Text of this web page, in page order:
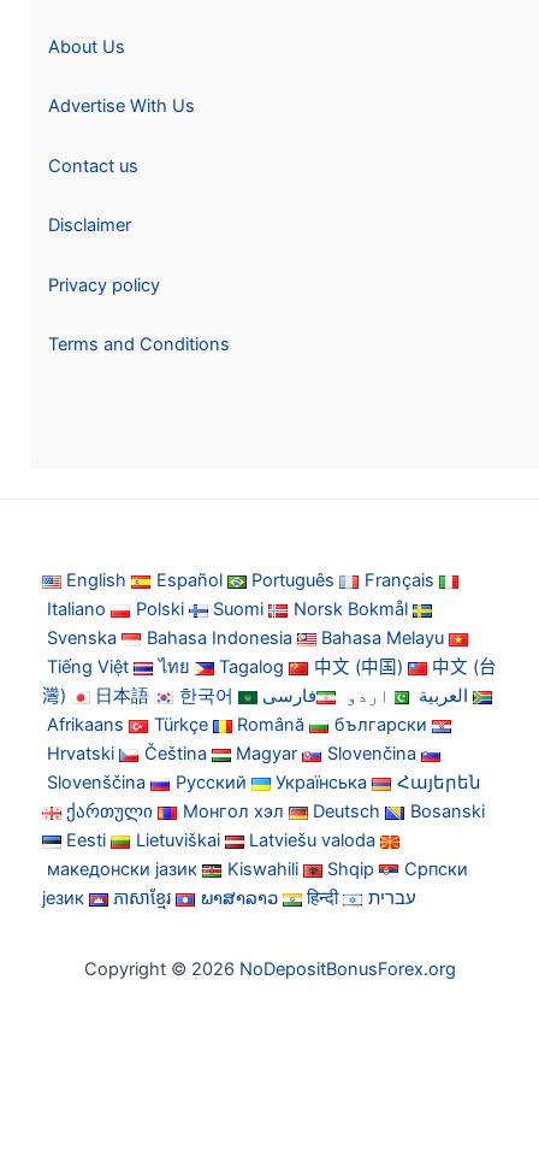
About Us
Advertise With Us
Contact us
Disclaimer
Privacy policy
Terms and Conditions
English Español Português
Français
Italiano
Polski Suomi
Norsk Bokmål
Svenska
Bahasa Indonesia
Bahasa Melayu
Tiếng Việt
ไทย Tagalog 中文 (中国)
中文 (台
灣)
日本語 한국어 العربية اردو
فارسی
Afrikaans
Türkçe Română
български
Hrvatski
Čeština Magyar
Slovenčina
Slovenščina
Русский Українська
Հայերեն
ქართული
Монгол хэл Deutsch
Bosanski
Eesti
Lietuviškai
Latviešu valoda
македонски јазик
Kiswahili Shqip
Српски
језик
ភាសាខ្មែរ ພາສາລາວ हिन्दी עברית
Copyright © 2026 NoDepositBonusForex.org